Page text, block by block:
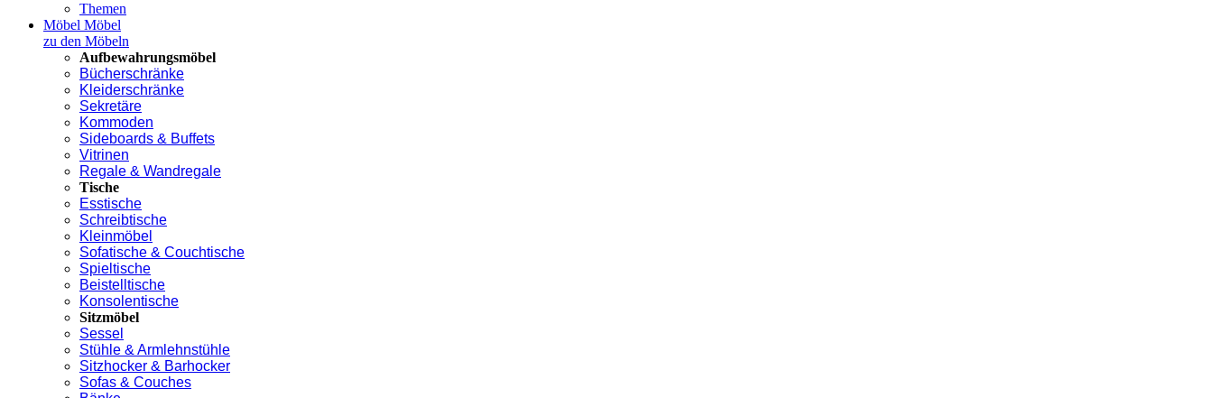
Themen
Möbel Möbel
zu den Möbeln
Aufbewahrungsmöbel
Bücherschränke
Kleiderschränke
Sekretäre
Kommoden
Sideboards & Buffets
Vitrinen
Regale & Wandregale
Tische
Esstische
Schreibtische
Kleinmöbel
Sofatische & Couchtische
Spieltische
Beistelltische
Konsolentische
Sitzmöbel
Sessel
Stühle & Armlehnstühle
Sitzhocker & Barhocker
Sofas & Couches